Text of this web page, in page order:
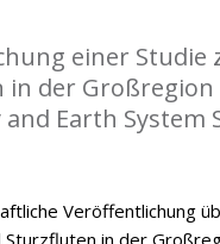
einer Studie
der
Earth System
Veröffentlichung
Sturzfluten in der